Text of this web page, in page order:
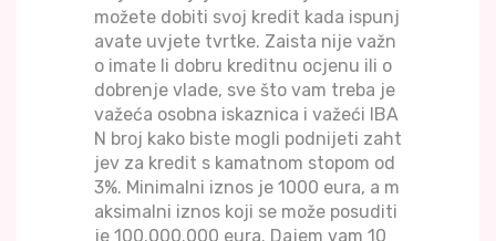
možete dobiti svoj kredit kada ispunj
avate uvjete tvrtke. Zaista nije važn
o imate li dobru kreditnu ocjenu ili o
dobrenje vlade, sve što vam treba je
važeća osobna iskaznica i važeći IBA
N broj kako biste mogli podnijeti zaht
jev za kredit s kamatnom stopom od
3%. Minimalni iznos je 1000 eura, a m
aksimalni iznos koji se može posuditi
je 100.000.000 eura. Dajem vam 10